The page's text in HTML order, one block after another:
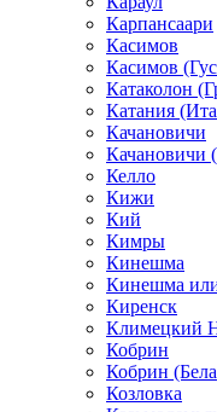
Карпансаари
Касимов
Касимов
Катаколон
Катания
Качановичи
Качановичи
Келло
Кижи
Кий
Кимры
Кинешма
Кинешма
Киренск
Климецкий
Кобрин
Кобрин
Козловка